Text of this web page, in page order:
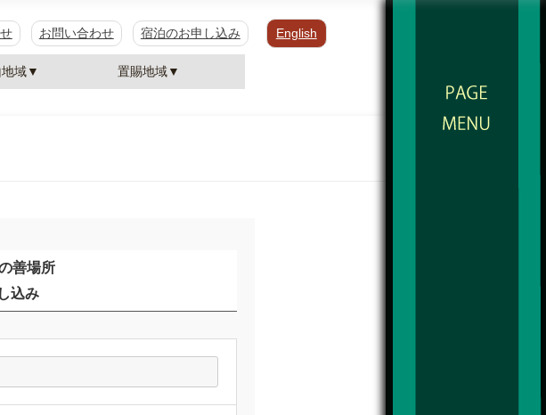
お問い合わせ 宿泊のお申し込み English
地域▼ 置賜地域▼
善場所
込み